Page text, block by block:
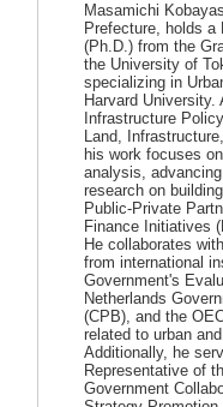
Masamichi
Prefecture, holds
(Ph.D.) from the
the University of
specializing in
Harvard
Infrastructure
Land,
his work focuses
analysis,
research on
Public-Private
Finance Initiatives
He collaborates
from international
Government's
Netherlands
(CPB), and the
related to urban
Additionally, he
Representative of
Government